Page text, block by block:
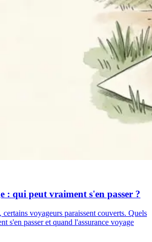
: qui peut vraiment s'en passer ?
voyageurs paraissent couverts. Quels
s'en passer et quand l'assurance voyage